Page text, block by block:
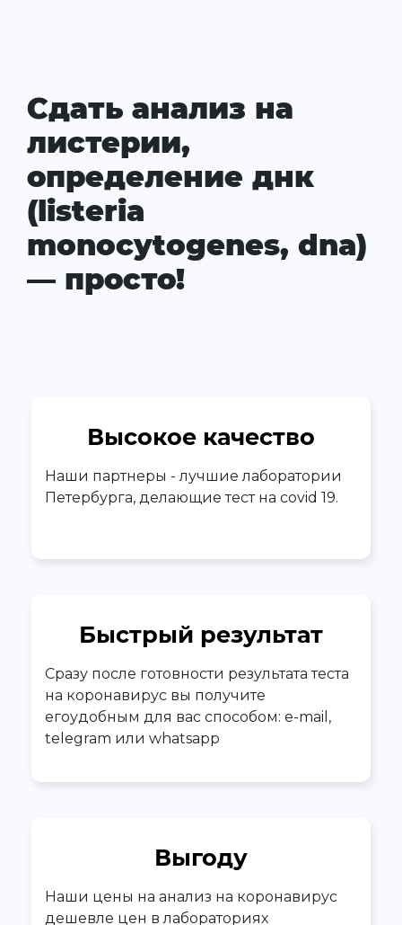
Сдать анализ на
листерии,
определение днк
(listeria
monocytogenes, dna)
— просто!
Высокое качество
Наши партнеры - лучшие лаборатории
Петербурга, делающие тест на covid 19.
Быстрый результат
Сразу после готовности результата теста
на коронавирус вы получите
егоудобным для вас способом: e-mail,
telegram или whatsapp
Выгоду
Наши цены на анализ на коронавирус
дешевле цен в лабораториях